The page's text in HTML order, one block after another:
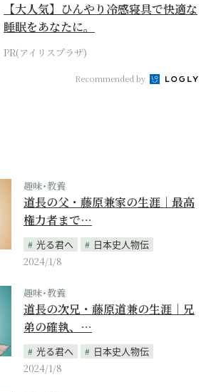
【大人気】ひんやり冷感寝具で快適な
睡眠をあなたに。
PR(アイリスプラザ)
Recommended by
趣味･教養
道長の父・藤原兼家の生涯｜最高
権力者まで…
光る君へ
日本史人物伝
2024/1/8
趣味･教養
道長の次兄・藤原道兼の生涯｜兄
弟の確執、…
光る君へ
日本史人物伝
2024/1/8